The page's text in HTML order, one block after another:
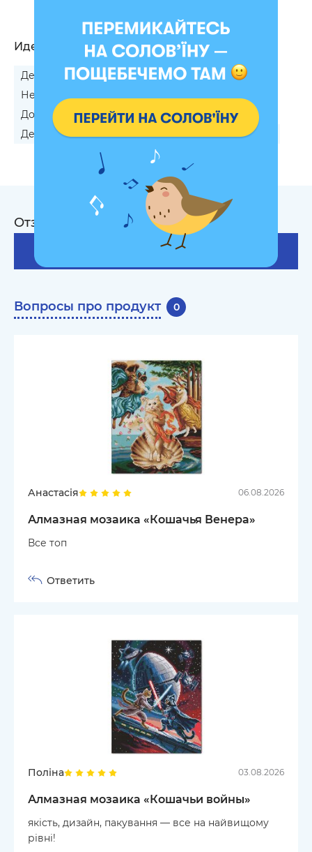
Идеально подходит
Девочке на 8 Марта
Сестре на 8 Марта
Невестке на 8 Марта
Дочке на День Рождения
Девочке на День Рождения
Сестре на юбилей
Отзывы на Алмазные мозаики
Оставить отзыв
Вопросы про продукт 0
Анастасія 06.08.2026
Алмазная мозаика «Кошачья Венера»
Все топ
Ответить
Поліна 03.08.2026
Алмазная мозаика «Кошачьи войны»
якість, дизайн, пакування — все на найвищому
рівні!